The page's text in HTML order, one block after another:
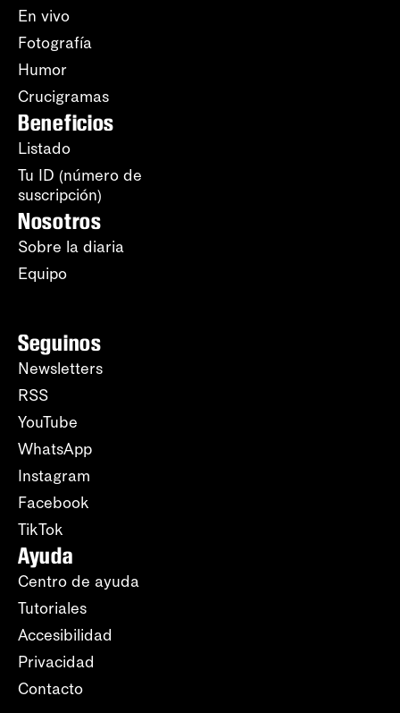
En vivo
Fotografía
Humor
Crucigramas
Beneficios
Listado
Tu ID (número de
suscripción)
Nosotros
Sobre la diaria
Equipo
Seguinos
Newsletters
RSS
YouTube
WhatsApp
Instagram
Facebook
TikTok
Ayuda
Centro de ayuda
Tutoriales
Accesibilidad
Privacidad
Contacto